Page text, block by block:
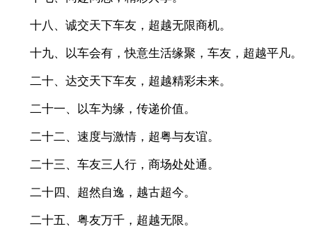
十八、诚交天下车友，超越无限商机。
十九、以车会有，快意生活缘聚，车友，超越平凡。
二十、达交天下车友，超越精彩未来。
二十一、以车为缘，传递价值。
二十二、速度与激情，超粤与友谊。
二十三、车友三人行，商场处处通。
二十四、超然自逸，越古超今。
二十五、粤友万千，超越无限。